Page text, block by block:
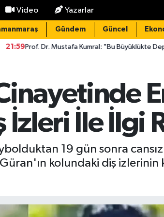
Video Yazarlar
Gündem Güncel
Kumral: "Bu Büyüklükte Depremler 400-
İle İlgi
19 gün sonra
kolundaki diş